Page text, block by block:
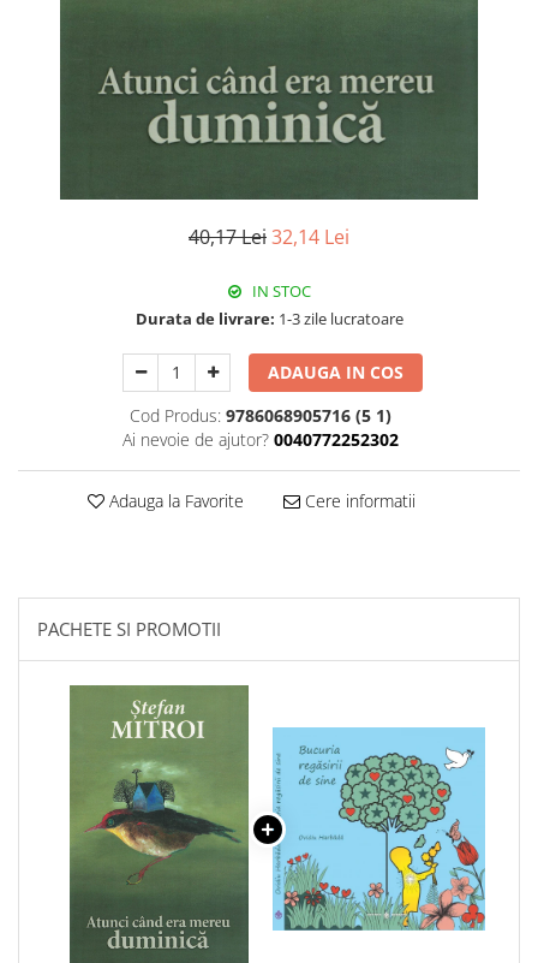
40,17 Lei32,14 Lei
IN STOC
Durata de livrare: 1-3 zile lucratoare
ADAUGA IN COS
Cod Produs: 9786068905716 (5 1)
Ai nevoie de ajutor? 0040772252302
Adauga la Favorite Cere informatii
PACHETE SI PROMOTII